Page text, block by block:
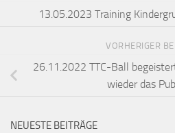
13.05.2023 Training
VORHERIGER
26.11.2022 TTC-Ball
wieder das
NEUESTE BEITRÄGE